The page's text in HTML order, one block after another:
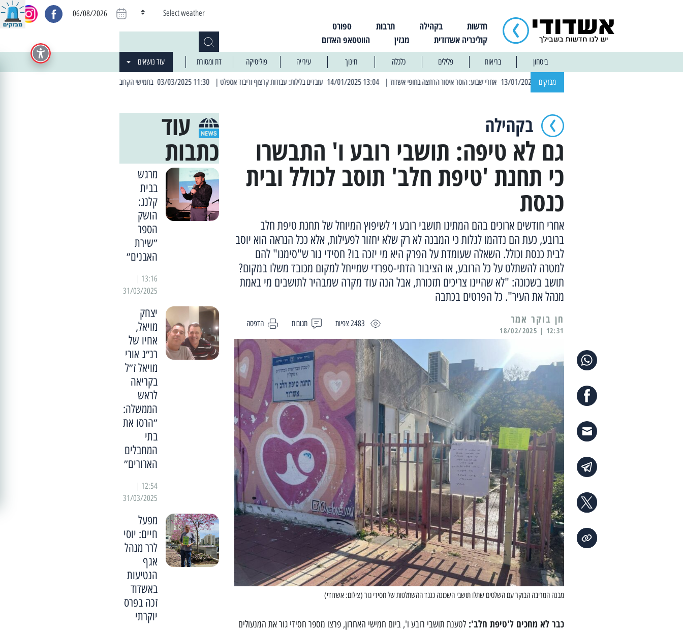
חדשות בקהילה תרבות
ספורט
קולינריה אשדודית
מגזין הווטסאפ האדום
Select weather
06/08/2026
ביטחון בריאות פלילים כלכלה חינוך עירייה פוליטיקה דת ומסורת עוד נושאים
מבזקים | 13:04 14/01/2025 עובדים בלילות: עבודות קרצוף וריבוד אספלט | 11:30 03/03/2025 בחמישי הקרוב: הרחובות בהם תהיה הפסקת חשמל יזומה
בקהילה
גם לא טיפה: תושבי רובע ו' התבשרו
כי תחנת 'טיפת חלב' תוסב לכולל ובית
כנסת
אחרי חודשים ארוכים בהם המתינו תושבי רובע ו׳ לשיפוץ המיוחל של תחנת טיפת חלב
ברובע, כעת הם נדהמו לגלות כי המבנה לא רק שלא יחזור לפעילות, אלא ככל הנראה הוא יוסב
לבית כנסת וכולל. השאלה שעומדת על הפרק היא מי יזכה בו? חסידי גור ש"סימנו" להם
למטרה להשתלט על כל הרובע, או הציבור הדתי-ספרדי שמייחל למקום מכובד משלו במקום?
תושב בשכונה: "לא שהיינו צריכים תזכורת, אבל הנה עוד מקרה שמבהיר לתושבים מי באמת
מנהל את העיר". כל הפרטים בכתבה
2483 צפיות תגובות הדפסה
12:31 | 18/02/2025
מבנה המריבה הבוקר עם השלטים שתלו תושבי השכונה כנגד ההשתלטות של חסידי גור (צילום: אשדודי)
כבר לא מחכים ל'טיפת חלב':לטענת תושבי רובע ו', ביום חמישי האחרון, פרצו מספר חסידי גור את המנעולים
עוד
כתבות
מרגש
בבית
קלנג:
הושק
הספר
״שירת
האבנים״
31/03/2025
יצחק
מויאל,
אחיו של
רנ״ג אורי
מויאל ז״ל
בקריאה
לראש
הממשלה:
״הרסו את
בתי
המחבלים
הארורים״
31/03/2025
מפעל
חיים: יוסי
לרר מנהל
אגף
הנטיעות
באשדוד
זכה בפרס
יוקרתי